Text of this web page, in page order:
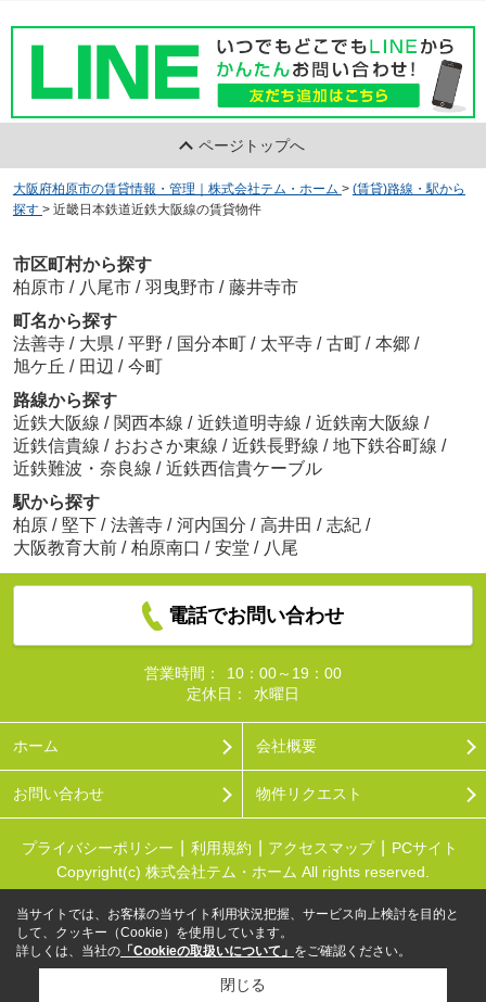
ページトップへ
大阪府柏原市の賃貸情報・管理｜株式会社テム・ホーム > (賃貸)路線・駅から
探す > 近畿日本鉄道近鉄大阪線の賃貸物件
市区町村から探す
柏原市 / 八尾市 / 羽曳野市 / 藤井寺市
町名から探す
法善寺 / 大県 / 平野 / 国分本町 / 太平寺 / 古町 / 本郷 /
旭ケ丘 / 田辺 / 今町
路線から探す
近鉄大阪線 / 関西本線 / 近鉄道明寺線 / 近鉄南大阪線 /
近鉄信貴線 / おおさか東線 / 近鉄長野線 / 地下鉄谷町線 /
近鉄難波・奈良線 / 近鉄西信貴ケーブル
駅から探す
柏原 / 堅下 / 法善寺 / 河内国分 / 高井田 / 志紀 /
大阪教育大前 / 柏原南口 / 安堂 / 八尾
電話でお問い合わせ
営業時間：
10：00～19：00
定休日：
水曜日
ホーム 会社概要
お問い合わせ 物件リクエスト
プライバシーポリシー 利用規約 アクセスマップ
PCサイト
Copyright(c) 株式会社テム・ホーム All rights reserved.
当サイトでは、お客様の当サイト利用状況把握、サービス向上検討を目的と
して、クッキー（Cookie）を使用しています。
詳しくは、当社の 「Cookieの取扱いについて」 をご確認ください。
閉じる